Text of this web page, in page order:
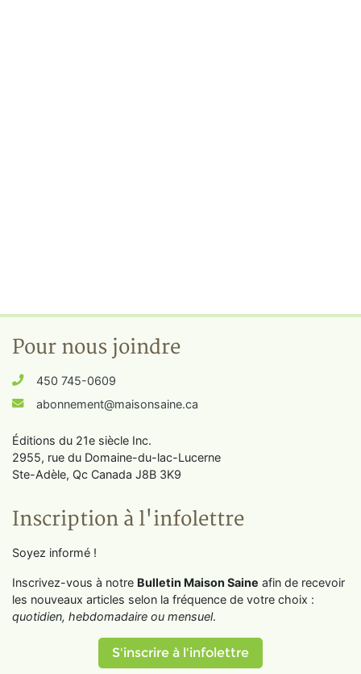
Pour nous joindre
450 745-0609
abonnement@maisonsaine.ca
Éditions du 21e siècle Inc.
2955, rue du Domaine-du-lac-Lucerne
Ste-Adèle, Qc Canada J8B 3K9
Inscription à l'infolettre
Soyez informé !
Inscrivez-vous à notre Bulletin Maison Saine afin de recevoir
les nouveaux articles selon la fréquence de votre choix :
quotidien, hebdomadaire ou mensuel.
S'inscrire à l'infolettre